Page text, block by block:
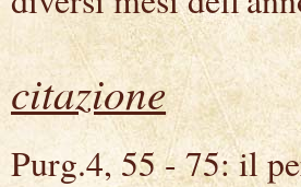
citazione
Purg.4, 55 - 75: il